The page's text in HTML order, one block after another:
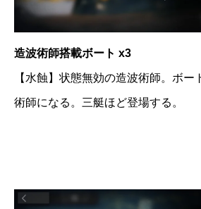
造波術師搭載ボート x3
【水蝕】状態無効の造波術師。ボー
術師になる。三艇ほど登場する。